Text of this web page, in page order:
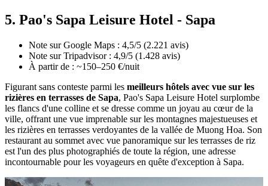
5. Pao's Sapa Leisure Hotel - Sapa
Note sur Google Maps : 4,5/5 (2.221 avis)
Note sur Tripadvisor : 4,9/5 (1.428 avis)
À partir de : ~150–250 €/nuit
Figurant sans conteste parmi les meilleurs hôtels avec vue sur les
rizières en terrasses de Sapa, Pao's Sapa Leisure Hotel surplombe
les flancs d'une colline et se dresse comme un joyau au cœur de la
ville, offrant une vue imprenable sur les montagnes majestueuses et
les rizières en terrasses verdoyantes de la vallée de Muong Hoa. Son
restaurant au sommet avec vue panoramique sur les terrasses de riz
est l'un des plus photographiés de toute la région, une adresse
incontournable pour les voyageurs en quête d'exception à Sapa.